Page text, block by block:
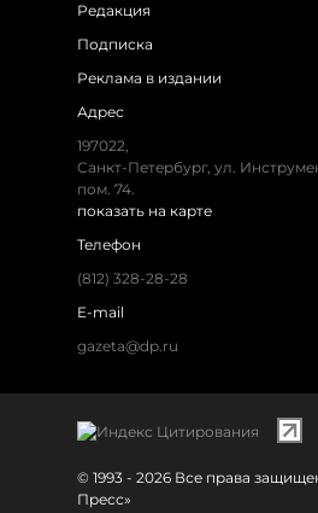
Редакция
Подписка
Реклама в издании
Адрес
197022,
Санкт-Петербург, ул.
пом. 74.
показать на карте
Телефон
(812) 328-28-28
E-mail
gazeta@dp.ru
© 1993 - 2026 Все права
Пресс»